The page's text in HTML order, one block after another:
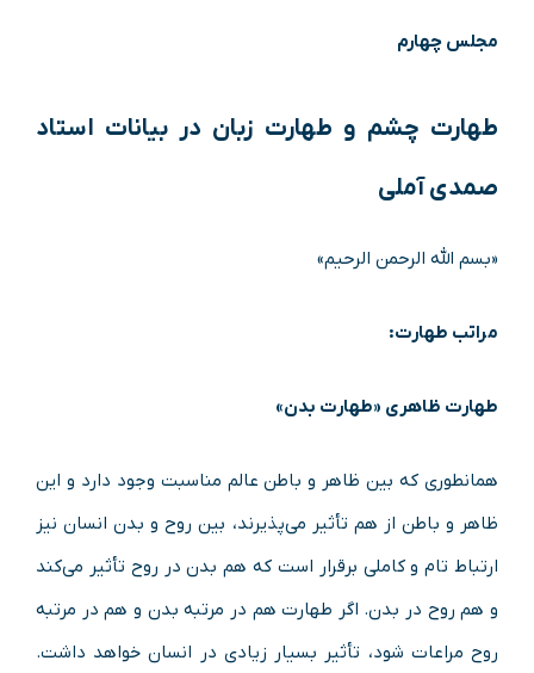
مجلس چهارم
طهارت چشم و طهارت زبان در بیانات استاد
صمدی آملی
«بسم الله الرحمن الرحیم»
مراتب طهارت:
طهارت ظاهری «طهارت بدن»
همانطوری که بین ظاهر و باطن عالم مناسبت وجود دارد و این
ظاهر و باطن از هم تأثیر می‌پذیرند، بین روح و بدن انسان نیز
ارتباط تام و کاملی برقرار است که هم بدن در روح تأثیر می‌کند
و هم روح در بدن. اگر طهارت هم در مرتبه بدن و هم در مرتبه
روح مراعات شود، تأثیر بسیار زیادی در انسان خواهد داشت.